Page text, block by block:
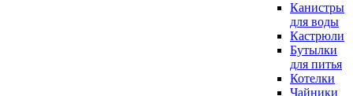
Канистры
для воды
Кастрюли
Бутылки
для питья
Котелки
Чайники